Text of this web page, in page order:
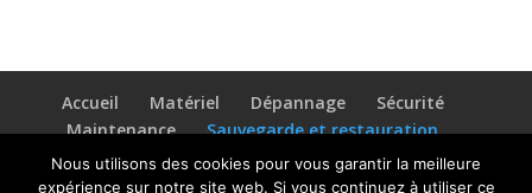
Accueil Matériel Dépannage
Sécurité
Maintenance
Sauvegarde et restauration
Encaissement
Formations Contact
Nous utilisons des cookies pour vous garantir la meilleure
expérience sur notre site web. Si vous continuez à utiliser ce